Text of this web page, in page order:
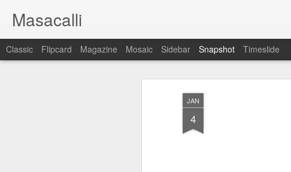
JAN
4
Masacalli
Classic Flipcard Magazine Mosaic Sidebar Snapshot Timeslide